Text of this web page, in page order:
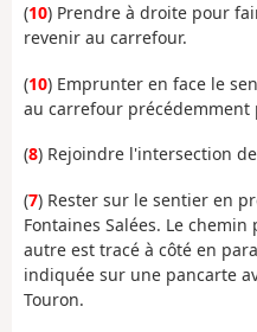
(10) Prendre à droite pour
revenir au carrefour.
(10) Emprunter en face le
au carrefour précédemment
(8) Rejoindre l'intersection
(7) Rester sur le sentier en
Fontaines Salées. Le
autre est tracé à côté en
indiquée sur une pancarte
Touron.